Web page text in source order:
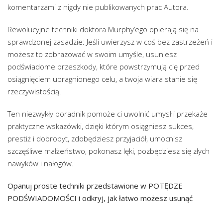
komentarzami z nigdy nie publikowanych prac Autora.
Rewolucyjne techniki doktora Murphy’ego opierają się na
sprawdzonej zasadzie: Jeśli uwierzysz w coś bez zastrzeżeń i
możesz to zobrazować w swoim umyśle, usuniesz
podświadome przeszkody, które powstrzymują cię przed
osiągnięciem upragnionego celu, a twoja wiara stanie się
rzeczywistością.
Ten niezwykły poradnik pomoże ci uwolnić umysł i przekaże
praktyczne wskazówki, dzięki którym osiągniesz sukces,
prestiż i dobrobyt, zdobędziesz przyjaciół, umocnisz
szczęśliwe małżeństwo, pokonasz lęki, pozbędziesz się złych
nawyków i nałogów.
Opanuj proste techniki przedstawione w POTĘDZE
PODŚWIADOMOŚCI i odkryj, jak łatwo możesz usunąć